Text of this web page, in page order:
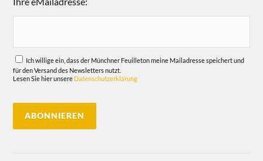
Ich willige ein, dass der Münchner Feuilleton meine Mailadresse speichert und
für den Versand des Newsletters nutzt.
Lesen Sie hier unsere Datenschutzerklärung